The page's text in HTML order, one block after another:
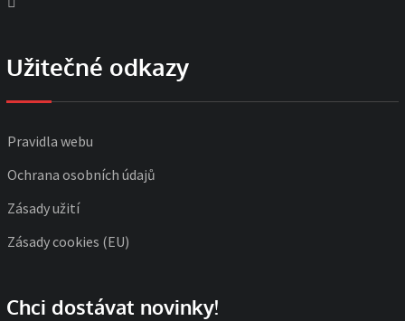
Užitečné odkazy
Pravidla webu
Ochrana osobních údajů
Zásady užití
Zásady cookies (EU)
Chci dostávat novinky!